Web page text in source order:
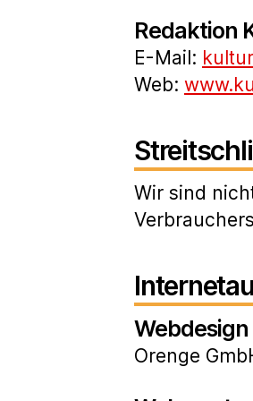
Redaktion
E-Mail:
Web:
Wir sind
Webdesign
Orenge